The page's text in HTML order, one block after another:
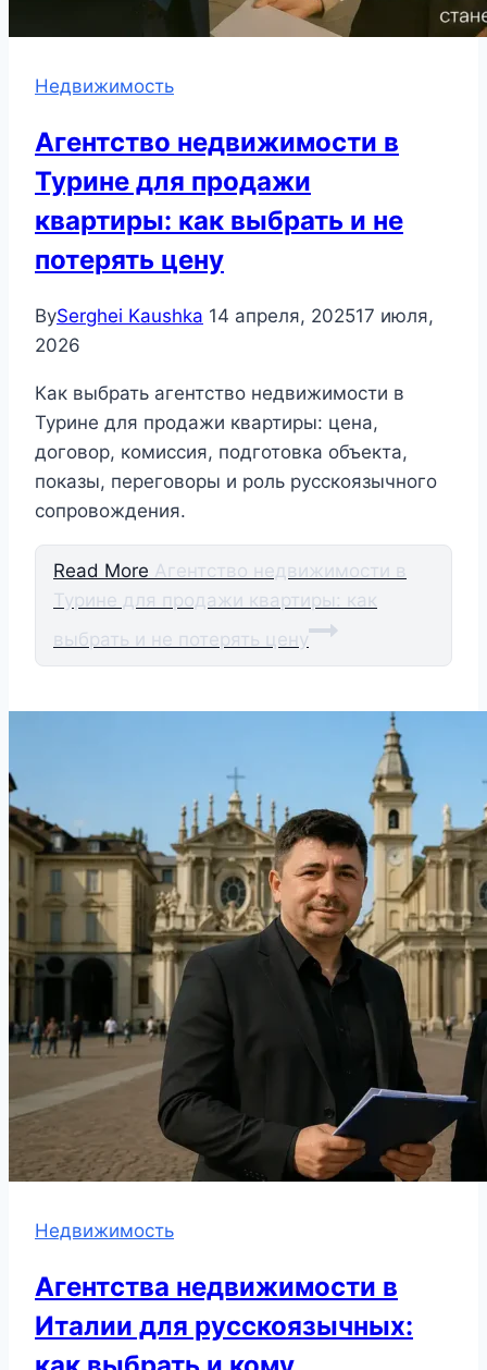
Недвижимость
Агентство недвижимости в
Турине для продажи
квартиры: как выбрать и не
потерять цену
BySerghei Kaushka 14 апреля, 202517 июля,
2026
Как выбрать агентство недвижимости в
Турине для продажи квартиры: цена,
договор, комиссия, подготовка объекта,
показы, переговоры и роль русскоязычного
сопровождения.
Read More Агентство недвижимости в
Турине для продажи квартиры: как
выбрать и не потерять цену
Недвижимость
Агентства недвижимости в
Италии для русскоязычных: